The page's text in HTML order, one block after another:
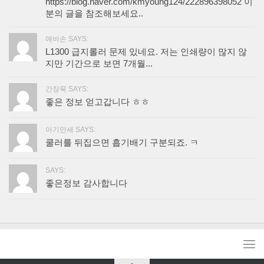
분의 글을 참조해보세요..
애비손 SAYS:
L1300 급지롤러 문제 있네요. 저는 인쇄량이 많지 않
지만 기간으로 보면 7개월...
간장묵 SAYS:
좋은 정보 얻고갑니다 ㅎㅎ
아기만세 SAYS:
쿨러를 뒤집으면 흡기배기 구분되죠. ㅋ
SAYS:
좋은정보 감사합니다